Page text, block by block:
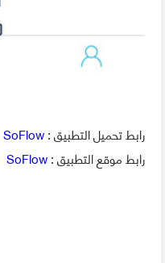
رابط تحميل التطبيق :SoFlow
رابط موقع التطبيق :SoFlow